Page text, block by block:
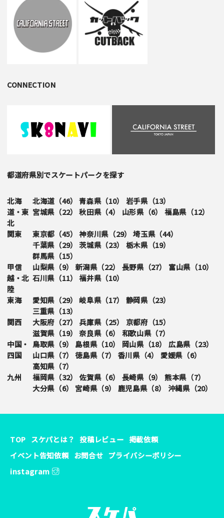
CONNECTION
都道府県別でスケートパークを探す
北海
道・東
北
北海道（46） 青森県（10） 岩手県（13）
宮城県（22） 秋田県（4） 山形県（6） 福島県（12）
関東 東京都（45） 神奈川県（29） 埼玉県（44）
千葉県（29） 茨城県（23） 栃木県（19）
群馬県（15）
甲信
越・北
陸
山梨県（9） 新潟県（22） 長野県（27） 富山県（10）
石川県（11） 福井県（10）
東海 愛知県（29） 岐阜県（17） 静岡県（23）
三重県（13）
関西
大阪府（27） 兵庫県（25） 京都府（15）
滋賀県（19） 奈良県（6） 和歌山県（7）
中国・
四国
鳥取県（9） 島根県（10） 岡山県（18） 広島県（23）
山口県（7） 徳島県（7） 香川県（4） 愛媛県（6）
高知県（7）
九州
福岡県（32） 佐賀県（6） 長崎県（9） 熊本県（7）
大分県（6） 宮崎県（9） 鹿児島県（8） 沖縄県（20）
TOP スケパとは？ 投稿レビュー 掲載依頼
イベント告知依頼 お問合せ プライバシーポリシー
instagram